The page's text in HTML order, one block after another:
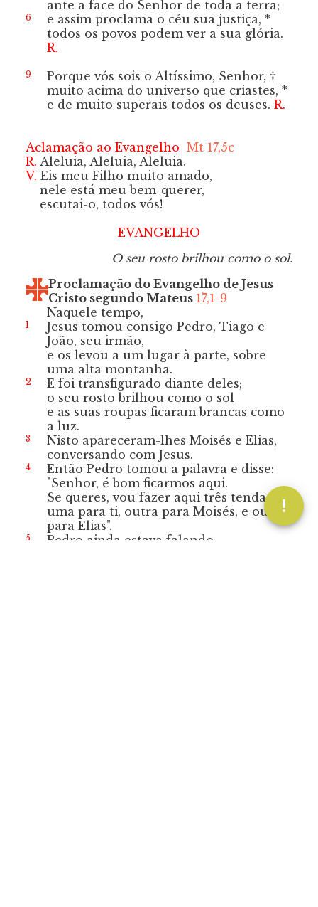
ante a face do Senhor de toda a terra;
6
e assim proclama o céu sua justiça, *
todos os povos podem ver a sua glória.
R.
9
Porque vós sois o Altíssimo, Senhor, †
muito acima do universo que criastes, *
e de muito superais todos os deuses. R.
Aclamação ao Evangelho Mt 17,5c
R. Aleluia, Aleluia, Aleluia.
V. Eis meu Filho muito amado,
nele está meu bem-querer,
escutai-o, todos vós!
EVANGELHO
O seu rosto brilhou como o sol.
Proclamação do Evangelho de Jesus
Cristo segundo Mateus 17,1-9
Naquele tempo,
1
Jesus tomou consigo Pedro, Tiago e
João, seu irmão,
e os levou a um lugar à parte, sobre
uma alta montanha.
2
E foi transfigurado diante deles;
o seu rosto brilhou como o sol
e as suas roupas ficaram brancas como
a luz.
3
Nisto apareceram-lhes Moisés e Elias,
conversando com Jesus.
4
Então Pedro tomou a palavra e disse:
"Senhor, é bom ficarmos aqui.
Se queres, vou fazer aqui três tendas:
uma para ti, outra para Moisés, e outra
para Elias".
5
Pedro ainda estava falando,